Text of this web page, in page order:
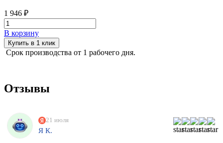
1 946 ₽
В корзину
Купить в 1 клик
Срок производства от 1 рабочего дня.
Отзывы
21 июля
Я К.